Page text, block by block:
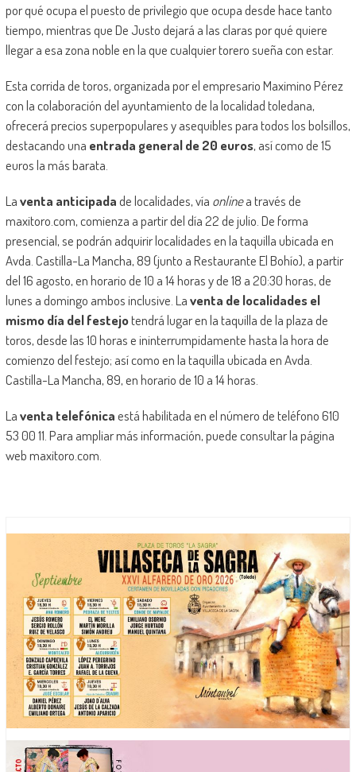
por qué ocupa el puesto de privilegio que ocupa desde hace tanto
tiempo, mientras que De Justo dejará a las claras por qué quiere
llegar a esa zona noble en la que cualquier torero sueña con estar.
Esta corrida de toros, organizada por el empresario Maximino Pérez
con la colaboración del ayuntamiento de la localidad toledana,
ofrecerá precios superpopulares y asequibles para todos los bolsillos,
destacando una entrada general de 20 euros, así como de 15
euros la más barata.
Laventa anticipadade localidades, vía onlinea través de
maxitoro.com, comienza a partir del día 22 de julio. De forma
presencial, se podrán adquirir localidades en la taquilla ubicada en
Avda. Castilla-La Mancha, 89 (junto a Restaurante El Bohío), a partir
del 16 agosto, en horario de 10 a 14 horas y de 18 a 20:30 horas, de
lunes a domingo ambos inclusive. Laventa de localidades el
mismo día del festejotendrá lugar en la taquilla de la plaza de
toros, desde las 10 horas e ininterrumpidamente hasta la hora de
comienzo del festejo; así como en la taquilla ubicada en Avda.
Castilla-La Mancha, 89, en horario de 10 a 14 horas.
Laventa telefónicaestá habilitada en el número de teléfono 610
53 00 11. Para ampliar más información, puede consultar la página
web maxitoro.com.